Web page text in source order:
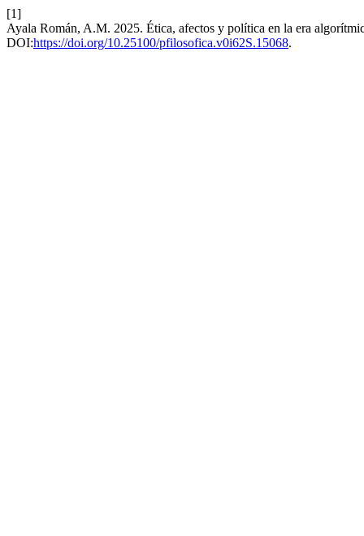
[1]
Ayala Román, A.M. 2025. Ética, afectos y política en la era
DOI:https://doi.org/10.25100/pfilosofica.v0i62S.15068.